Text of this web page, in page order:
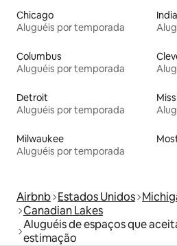
Chicago
Aluguéis por temporada
Columbus
Aluguéis por temporada
Detroit
Aluguéis por temporada
Milwaukee
Aluguéis por temporada
Airbnb Estados Unidos
Canadian Lakes
Aluguéis de espaços que
estimação